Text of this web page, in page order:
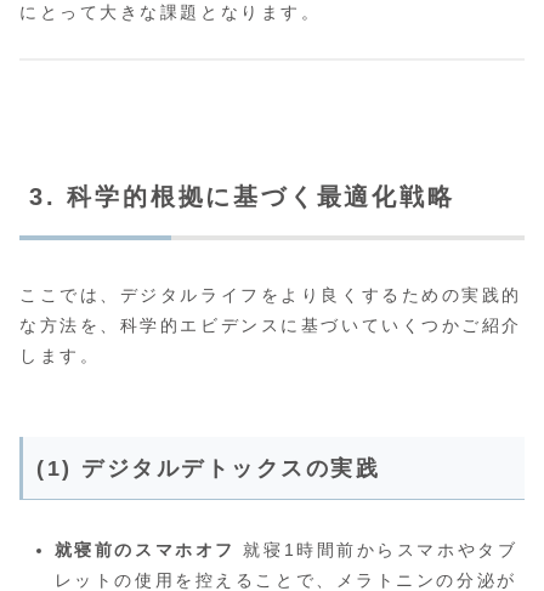
にとって大きな課題となります。
3. 科学的根拠に基づく最適化戦略
ここでは、デジタルライフをより良くするための実践的
な方法を、科学的エビデンスに基づいていくつかご紹介
します。
(1) デジタルデトックスの実践
就寝前のスマホオフ
就寝1時間前からスマホやタブ
レットの使用を控えることで、メラトニンの分泌が